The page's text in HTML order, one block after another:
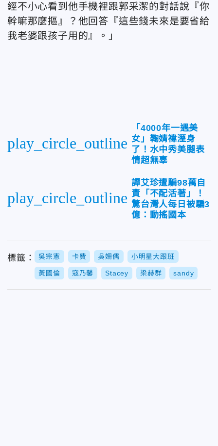
經不小心看到他手機裡跟郭采潔的對話說『你
幹嘛那麼摳』？他回答『這些錢未來是要省給
我老婆跟孩子用的』。」
play_circle_outline
「4000年一遇美
女」鞠婧禕溼身
了！水中秀美腿表
情超無辜
play_circle_outline
譚艾珍遭騙98萬自
責「不配活著」！
驚台灣人每日被騙3
億：動搖國本
標籤： 吳宗憲 卡費 吳姍儒 小明星大跟班
黃國倫 寇乃馨 Stacey 梁赫群 sandy